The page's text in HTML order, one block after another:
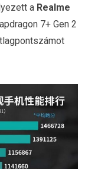
a Realme
7+ Gen 2